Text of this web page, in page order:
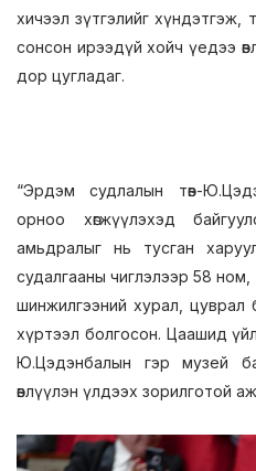
хичээл зүтгэлийг хүндэтгэж,
сонсон ирээдүй хойч үедээ
дор цугладаг.
“Эрдэм судлалын төв-
орноо хөгжүүлэхэд
амьдралыг нь тусган
судалгааны чиглэлээр 58 ном,
шинжилгээний хурал, цуврал
хүртээл болгосон. Цаашид
Ю.Цэдэнбалын гэр музей
өвлүүлэн үлдээх зорилготой